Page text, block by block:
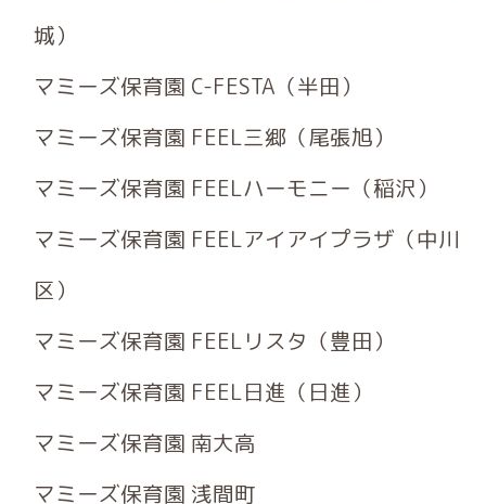
城）
マミーズ保育園 C-FESTA（半田）
マミーズ保育園 FEEL三郷（尾張旭）
マミーズ保育園 FEELハーモニー（稲沢）
マミーズ保育園 FEELアイアイプラザ（中川
区）
マミーズ保育園 FEELリスタ（豊田）
マミーズ保育園 FEEL日進（日進）
マミーズ保育園 南大高
マミーズ保育園 浅間町